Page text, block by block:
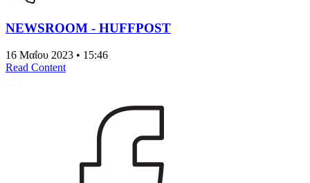
NEWSROOM - HUFFPOST
16 Μαΐου 2023 • 15:46
Read Content